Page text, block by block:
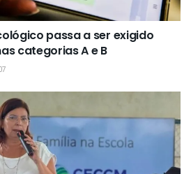
passa a ser exigido
categorias A e B